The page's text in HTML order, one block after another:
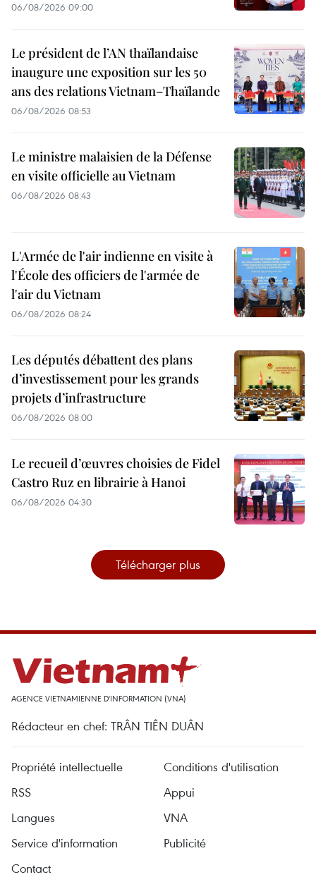
06/08/2026 09:00
Le président de l’AN thaïlandaise
inaugure une exposition sur les 50
ans des relations Vietnam–Thaïlande
06/08/2026 08:53
Le ministre malaisien de la Défense
en visite officielle au Vietnam
06/08/2026 08:43
L'Armée de l'air indienne en visite à
l'École des officiers de l'armée de
l'air du Vietnam
06/08/2026 08:24
Les députés débattent des plans
d’investissement pour les grands
projets d’infrastructure
06/08/2026 08:00
Le recueil d’œuvres choisies de Fidel
Castro Ruz en librairie à Hanoi
06/08/2026 04:30
Télécharger plus
AGENCE VIETNAMIENNE D'INFORMATION (VNA)
Rédacteur en chef: TRÂN TIÊN DUÂN
Propriété intellectuelle
Conditions d'utilisation
RSS
Appui
Langues
VNA
Service d'information
Publicité
Contact